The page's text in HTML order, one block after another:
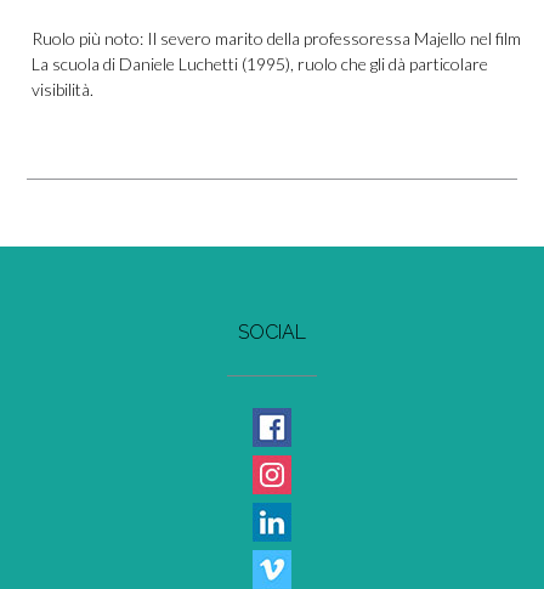
Ruolo più noto: Il severo marito della professoressa Majello nel film
La scuola di Daniele Luchetti (1995), ruolo che gli dà particolare
visibilità.
SOCIAL